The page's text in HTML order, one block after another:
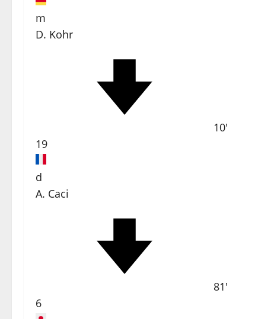
m
D. Kohr
10'
19
d
A. Caci
81'
6